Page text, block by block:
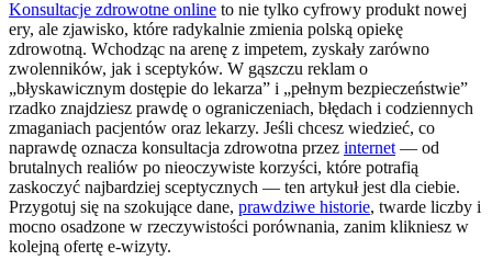
Konsultacje zdrowotne online to nie tylko cyfrowy produkt nowej
ery, ale zjawisko, które radykalnie zmienia polską opiekę
zdrowotną. Wchodząc na arenę z impetem, zyskały zarówno
zwolenników, jak i sceptyków. W gąszczu reklam o
„błyskawicznym dostępie do lekarza” i „pełnym bezpieczeństwie”
rzadko znajdziesz prawdę o ograniczeniach, błędach i codziennych
zmaganiach pacjentów oraz lekarzy. Jeśli chcesz wiedzieć, co
naprawdę oznacza konsultacja zdrowotna przez internet — od
brutalnych realiów po nieoczywiste korzyści, które potrafią
zaskoczyć najbardziej sceptycznych — ten artykuł jest dla ciebie.
Przygotuj się na szokujące dane, prawdziwe historie, twarde liczby i
mocno osadzone w rzeczywistości porównania, zanim klikniesz w
kolejną ofertę e-wizyty.